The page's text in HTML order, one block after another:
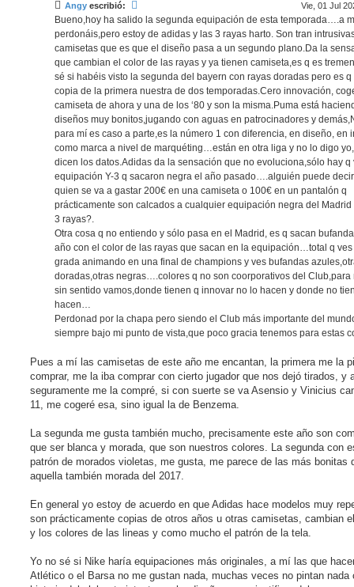
Angy escribió: Vie, 01 Jul
Bueno,hoy ha salido la segunda equipación de esta temporada….a
perdonáis,pero estoy de adidas y las 3 rayas harto. Son tran
camisetas que es que el diseño pasa a un segundo plano.Da la
que cambian el color de las rayas y ya tienen camiseta,es q es
sé si habéis visto la segunda del bayern con rayas doradas pero es q
copia de la primera nuestra de dos temporadas.Cero innovación,
camiseta de ahora y una de los ‘80 y son la misma.Puma está
diseños muy bonitos,jugando con aguas en patrocinadores y
para mí es caso a parte,es la número 1 con diferencia, en diseño, en
como marca a nivel de marquéting…están en otra liga y no lo digo
dicen los datos.Adidas da la sensación que no evoluciona,sólo hay q
equipación Y-3 q sacaron negra el año pasado….alguién puede
quien se va a gastar 200€ en una camiseta o 100€ en un pantalón q
prácticamente son calcados a cualquier equipación negra del Madrid
3 rayas?.
Otra cosa q no entiendo y sólo pasa en el Madrid, es q sacan
año con el color de las rayas que sacan en la equipación…total q
grada animando en una final de champions y ves bufandas
doradas,otras negras….colores q no son coorporativos del Club,para
sin sentido vamos,donde tienen q innovar no lo hacen y donde no
hacen…
Perdonad por la chapa pero siendo el Club más importante del
siempre bajo mi punto de vista,que poco gracia tenemos para estas
Pues a mí las camisetas de este año me encantan, la primera me la
comprar, me la iba comprar con cierto jugador que nos dejó tirados, y
seguramente me la compré, si con suerte se va Asensio y Vinicius
11, me cogeré esa, sino igual la de Benzema.
La segunda me gusta también mucho, precisamente este año son
que ser blanca y morada, que son nuestros colores. La segunda con
patrón de morados violetas, me gusta, me parece de las más bonitas
aquella también morada del 2017.
En general yo estoy de acuerdo en que Adidas hace modelos muy
son prácticamente copias de otros años u otras camisetas, cambian
y los colores de las lineas y como mucho el patrón de la tela.
Yo no sé si Nike haría equipaciones más originales, a mí las que
Atlético o el Barsa no me gustan nada, muchas veces no pintan nada